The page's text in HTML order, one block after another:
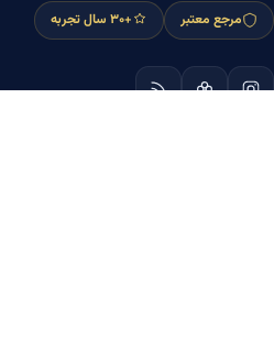
مرجع معتبر +۳۰ سال تجربه